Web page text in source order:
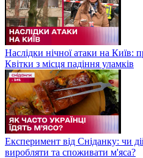
Наслідки нічної атаки на Київ:
Квітки з місця падіння уламків
Експеримент від Сніданку: чи
виробляти та споживати м'яса?